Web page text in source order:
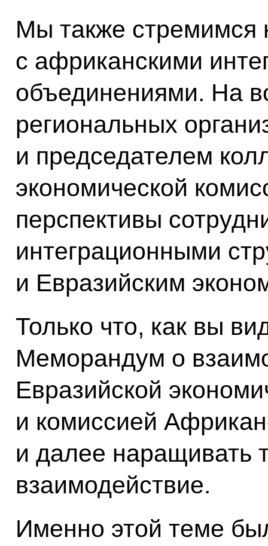
Мы также стремимся
с африканскими
объединениями. На
региональных
и председателем
экономической
перспективы
интеграционными
и Евразийским
Только что, как вы
Меморандум о
Евразийской
и комиссией
и далее наращивать
взаимодействие.
Именно этой теме